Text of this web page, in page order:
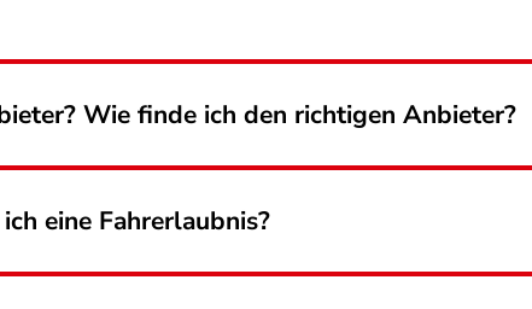
Wie finde ich den richtigen Anbieter?
eine Fahrerlaubnis?